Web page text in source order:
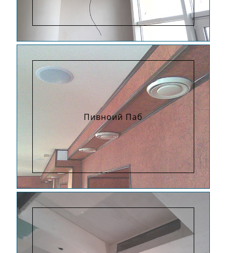
Пивноий Паб